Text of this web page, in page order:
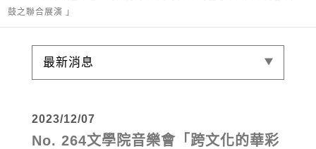
鼓之聯合展演 」
最新消息
2023/12/07
No. 264文學院音樂會「跨文化的華彩